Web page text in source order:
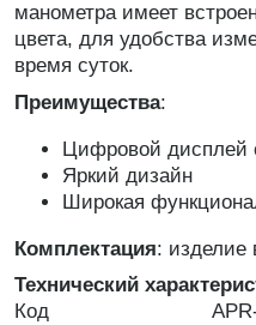
манометра имеет
цвета, для удобства
время суток.
Преимущества:
Цифровой дисплей
Яркий дизайн
Широкая
Комплектация: изделие
Технический
Код